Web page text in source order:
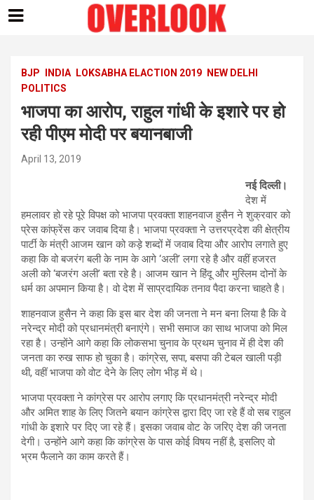
content
BJP INDIA LOKSABHA ELACTION 2019
NEW DELHI
POLITICS
भाजपा का आरोप, राहुल गांधी के इशारे पर हो
रही पीएम मोदी पर बयानबाजी
April 13, 2019
नई दिल्ली।
देश में
हमलावर हो रहे पूरे विपक्ष को भाजपा प्रवक्ता शाहनवाज हुसैन ने शुक्रवार को
प्रेस कांफ्रेंस कर जवाब दिया है। भाजपा प्रवक्ता ने उत्तरप्रदेश की क्षेत्रीय
पार्टी के मंत्री आजम खान को कड़े शब्दों में जवाब दिया और आरोप लगाते हुए
कहा कि वो बजरंग बली के नाम के आगे ‘अली’ लगा रहे है और वहीं हजरत
अली को ‘बजरंग अली’ बता रहे है। आजम खान ने हिंदू और मुस्लिम दोनों के
धर्म का अपमान किया है। वो देश में साप्रदायिक तनाव पैदा करना चाहते है।
शाहनवाज हुसैन ने कहा कि इस बार देश की जनता ने मन बना लिया है कि वे
नरेन्द्र मोदी को प्रधानमंत्री बनाएंगे। सभी समाज का साथ भाजपा को मिल
रहा है। उन्होंने आगे कहा कि लोकसभा चुनाव के प्रथम चुनाव में ही देश की
जनता का रुख साफ हो चुका है। कांग्रेस, सपा, बसपा की टेबल खाली पड़ी
थी, वहीं भाजपा को वोट देने के लिए लोग भीड़ में थे।
भाजपा प्रवक्ता ने कांग्रेस पर आरोप लगाए कि प्रधानमंत्री नरेन्द्र मोदी
और अमित शाह के लिए जितने बयान कांग्रेस द्वारा दिए जा रहे हैं वो सब राहुल
गांधी के इशारे पर दिए जा रहे हैं। इसका जवाब वोट के जरिए देश की जनता
देगी। उन्होंने आगे कहा कि कांग्रेस के पास कोई विषय नहीं है, इसलिए वो
भ्रम फैलाने का काम करते हैं।